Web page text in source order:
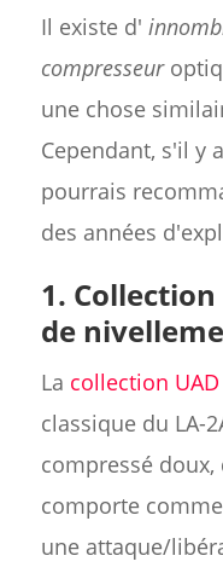
Il existe d'
compresseur
une chose
Cependant, s'il y
pourrais
des années
1.
de
La collection UAD
classique du LA-
compressé
comporte
une attaque/